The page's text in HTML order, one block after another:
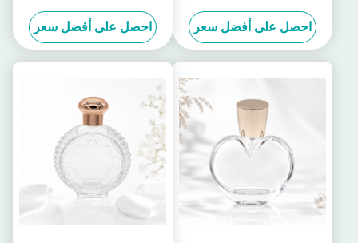
الأنيق للعطور الفاخرة
احصل على أفضل سعر
ولمسة نهائية مصقولة بالمرآة
احصل على أفضل سعر